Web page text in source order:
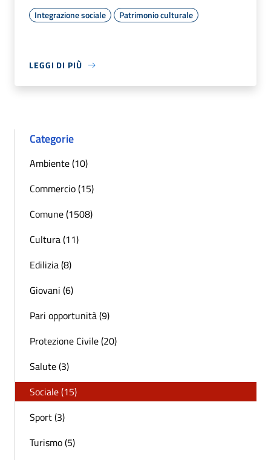
Integrazione sociale Patrimonio culturale
LEGGI DI PIÙ
Categorie
Ambiente (10)
Commercio (15)
Comune (1508)
Cultura (11)
Edilizia (8)
Giovani (6)
Pari opportunità (9)
Protezione Civile (20)
Salute (3)
Sociale (15)
Sport (3)
Turismo (5)